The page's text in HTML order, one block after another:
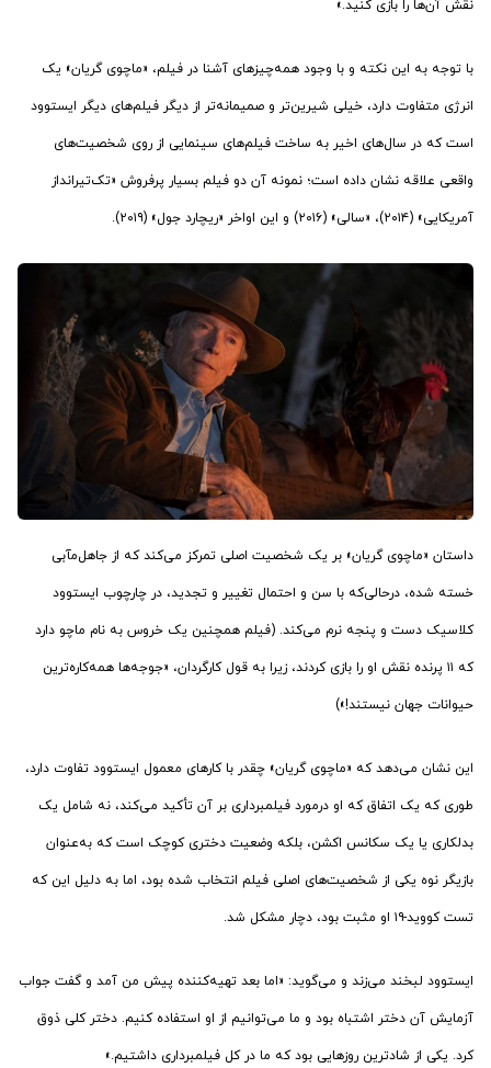
نقش آن‌ها را بازی کنید.»
با توجه به این نکته و با وجود همه‌چیزهای آشنا در فیلم، «ماچوی گریان» یک
انرژی متفاوت دارد، خیلی شیرین‌تر و صمیمانه‌تر از دیگر فیلم‌های دیگر ایستوود
است که در سال‌های اخیر به ساخت فیلم‌های سینمایی از روی شخصیت‌های
واقعی علاقه نشان داده است؛ نمونه آن دو فیلم بسیار پرفروش «تک‌تیرانداز
آمریکایی» (۲۰۱۴)، «سالی» (۲۰۱۶) و این اواخر «ریچارد جول» (۲۰۱۹).
داستان «ماچوی گریان» بر یک شخصیت اصلی تمرکز می‌کند که از جاهل‌مآبی
خسته شده، درحالی‌که با سن و احتمال تغییر و تجدید، در چارچوب ایستوود
کلاسیک دست و پنجه نرم می‌کند. (فیلم همچنین یک خروس به نام ماچو دارد
که ۱۱ پرنده نقش او را بازی کردند، زیرا به قول کارگردان، «جوجه‌ها همه‌کاره‌ترین
حیوانات جهان نیستند!»)
این نشان می‌دهد که «ماچوی گریان» چقدر با کارهای معمول ایستوود تفاوت دارد،
طوری که یک اتفاق که او درمورد فیلمبرداری بر آن تأکید می‌کند، نه شامل یک
بدلکاری یا یک سکانس اکشن، بلکه وضعیت دختری کوچک است که به‌عنوان
بازیگر نوه یکی از شخصیت‌های اصلی فیلم انتخاب شده بود، اما به دلیل این که
تست کووید-۱۹ او مثبت بود، دچار مشکل شد.
ایستوود لبخند می‌زند و می‌گوید: «اما بعد تهیه‌کننده پیش من آمد و گفت جواب
آزمایش آن دختر اشتباه بود و ما می‌توانیم از او استفاده کنیم. دختر کلی ذوق
کرد. یکی از شادترین روزهایی بود که ما در کل فیلمبرداری داشتیم.»